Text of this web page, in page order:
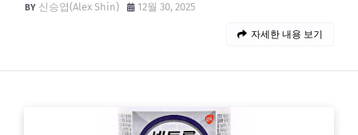
신승엽(Alex Shin)
12월 30, 2025
자세한 내용 보기